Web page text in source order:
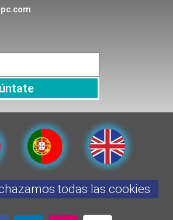
todas las cookies